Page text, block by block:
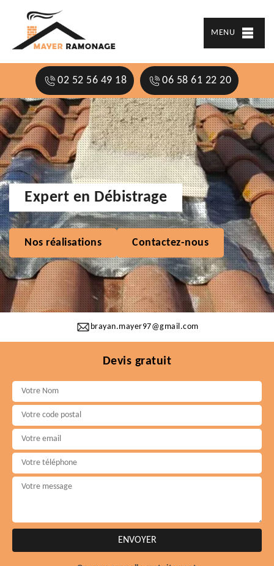
MENU
02 52 56 49 18 06 58 61 22 20
brayan.mayer97@gmail.com
Expert en Débistrage
Nos réalisations Contactez-nous
Devis gratuit